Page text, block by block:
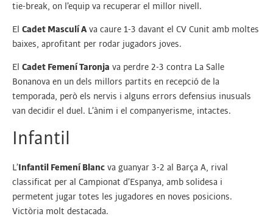
tie-break, on l’equip va recuperar el millor nivell.
El Cadet Masculí A va caure 1-3 davant el CV Cunit amb moltes
baixes, aprofitant per rodar jugadors joves.
El Cadet Femení Taronja va perdre 2-3 contra La Salle
Bonanova en un dels millors partits en recepció de la
temporada, però els nervis i alguns errors defensius inusuals
van decidir el duel. L’ànim i el companyerisme, intactes.
Infantil
L’Infantil Femení Blanc va guanyar 3-2 al Barça A, rival
classificat per al Campionat d’Espanya, amb solidesa i
permetent jugar totes les jugadores en noves posicions.
Victòria molt destacada.